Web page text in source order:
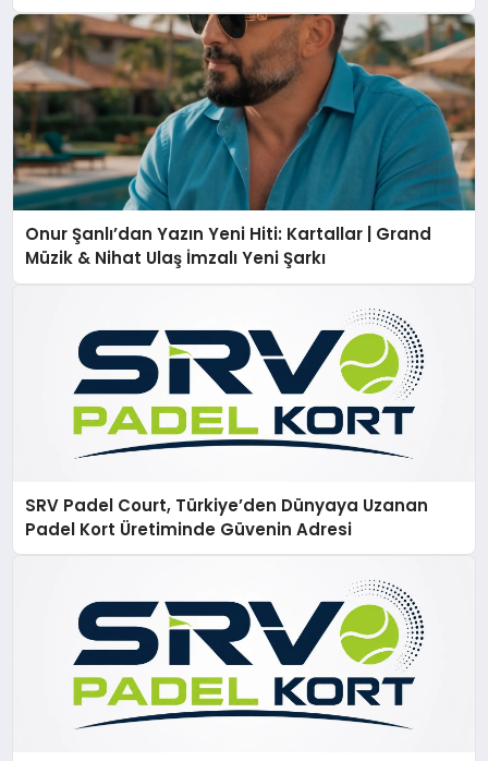
Onur Şanlı’dan Yazın Yeni Hiti: Kartallar | Grand
Müzik & Nihat Ulaş İmzalı Yeni Şarkı
SRV Padel Court, Türkiye’den Dünyaya Uzanan
Padel Kort Üretiminde Güvenin Adresi